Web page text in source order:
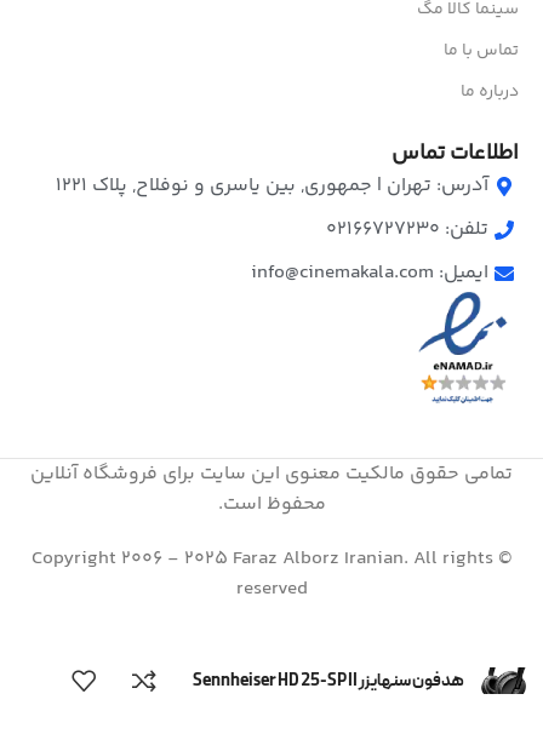
سینما کالا مگ
تماس با ما
درباره ما
اطلاعات تماس
آدرس: تهران | جمهوری, بین یاسری و نوفلاح, پلاک ۱۲۲۱
تلفن: 02166727230
ایمیل: info@cinemakala.com
تمامی حقوق مالکیت معنوی این ‌سایت برای فروشگاه آنلاین
محفوظ است.
© Copyright 2006 - 2025 Faraz Alborz Iranian. All rights
reserved
هدفون سنهایزر Sennheiser HD 25-SP II